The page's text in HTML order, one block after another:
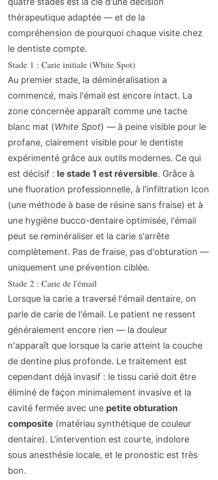
thérapeutique adaptée — et de la
compréhension de pourquoi chaque visite chez
le dentiste compte.
Stade 1 : Carie initiale (White Spot)
Au premier stade, la déminéralisation a
commencé, mais l'émail est encore intact. La
zone concernée apparaît comme une tache
blanc mat (White Spot) — à peine visible pour le
profane, clairement visible pour le dentiste
expérimenté grâce aux outils modernes. Ce qui
est décisif : le stade 1 est réversible. Grâce à
une fluoration professionnelle, à l'infiltration Icon
(une méthode à base de résine sans fraise) et à
une hygiène bucco-dentaire optimisée, l'émail
peut se reminéraliser et la carie s'arrête
complètement. Pas de fraise, pas d'obturation —
uniquement une prévention ciblée.
Stade 2 : Carie de l'émail
Lorsque la carie a traversé l'émail dentaire, on
parle de carie de l'émail. Le patient ne ressent
généralement encore rien — la douleur
n'apparaît que lorsque la carie atteint la couche
de dentine plus profonde. Le traitement est
cependant déjà invasif : le tissu carié doit être
éliminé de façon minimalement invasive et la
cavité fermée avec une petite obturation
composite (matériau synthétique de couleur
dentaire). L'intervention est courte, indolore
sous anesthésie locale, et le pronostic est très
bon.